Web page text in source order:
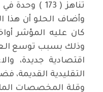
تناهز ( 173
كان عليه المؤشر
وذلك بسبب توسع
اقتصادية جديدة،
التقليدية القديمة،
وقلة المخصصات